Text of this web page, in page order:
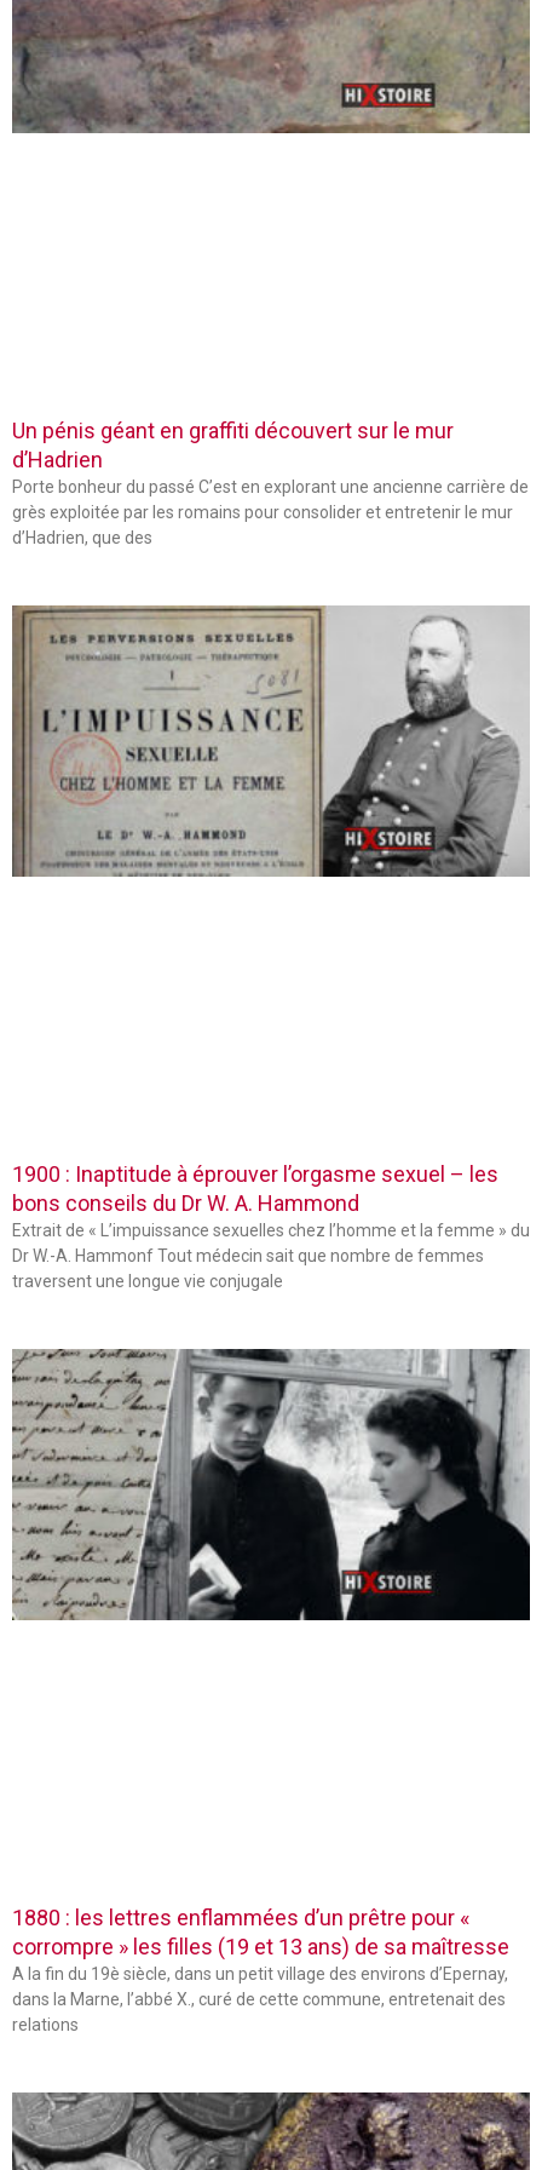
Un pénis géant en graffiti découvert sur le mur
d’Hadrien
Porte bonheur du passé C’est en explorant une ancienne carrière de
grès exploitée par les romains pour consolider et entretenir le mur
d’Hadrien, que des
1900 : Inaptitude à éprouver l’orgasme sexuel – les
bons conseils du Dr W. A. Hammond
Extrait de « L’impuissance sexuelles chez l’homme et la femme » du
Dr W.-A. Hammonf Tout médecin sait que nombre de femmes
traversent une longue vie conjugale
1880 : les lettres enflammées d’un prêtre pour «
corrompre » les filles (19 et 13 ans) de sa maîtresse
A la fin du 19è siècle, dans un petit village des environs d’Epernay,
dans la Marne, l’abbé X., curé de cette commune, entretenait des
relations